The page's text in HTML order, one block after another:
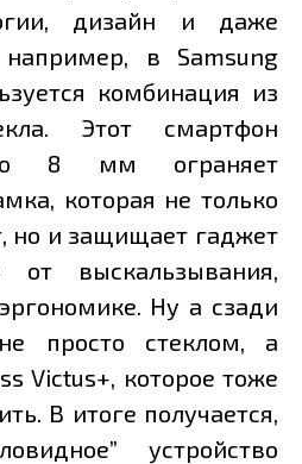
дизайн и даже
в Samsung
комбинация из
Этот смартфон
8 мм ограняет
которая не только
но и защищает гаджет
выскальзывания,
Ну а сзади
просто стеклом, а
Victus+, которое тоже
В итоге получается,
устройство